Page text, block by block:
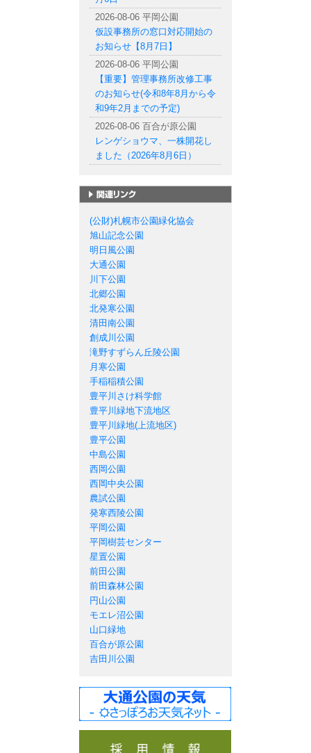
2026-08-06 平岡公園
仮設事務所の窓口対応開始の
お知らせ【8月7日】
2026-08-06 平岡公園
【重要】管理事務所改修工事
のお知らせ(令和8年8月から令
和9年2月までの予定)
2026-08-06 百合が原公園
レンゲショウマ、一株開花し
ました（2026年8月6日）
(公財)札幌市公園緑化協会
旭山記念公園
明日風公園
大通公園
川下公園
北郷公園
北発寒公園
清田南公園
創成川公園
滝野すずらん丘陵公園
月寒公園
手稲稲積公園
豊平川さけ科学館
豊平川緑地下流地区
豊平川緑地(上流地区)
豊平公園
中島公園
西岡公園
西岡中央公園
農試公園
発寒西陵公園
平岡公園
平岡樹芸センター
星置公園
前田公園
前田森林公園
円山公園
モエレ沼公園
山口緑地
百合が原公園
吉田川公園